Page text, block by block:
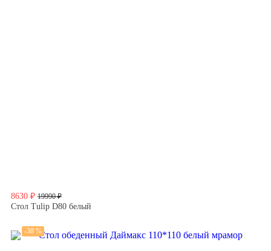
8630 ₽ 19990 ₽
Стол Tulip D80 белый
-38 %